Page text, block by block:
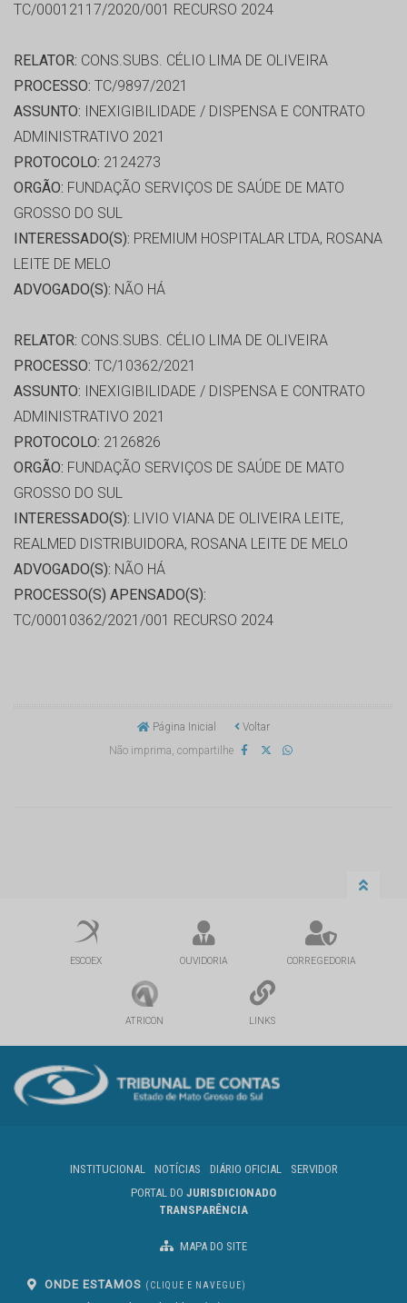
TC/00012117/2020/001 RECURSO 2024
RELATOR: CONS.SUBS. CÉLIO LIMA DE OLIVEIRA
PROCESSO: TC/9897/2021
ASSUNTO: INEXIGIBILIDADE / DISPENSA E CONTRATO
ADMINISTRATIVO 2021
PROTOCOLO: 2124273
ORGÃO: FUNDAÇÃO SERVIÇOS DE SAÚDE DE MATO
GROSSO DO SUL
INTERESSADO(S): PREMIUM HOSPITALAR LTDA, ROSANA
LEITE DE MELO
ADVOGADO(S): NÃO HÁ
RELATOR: CONS.SUBS. CÉLIO LIMA DE OLIVEIRA
PROCESSO: TC/10362/2021
ASSUNTO: INEXIGIBILIDADE / DISPENSA E CONTRATO
ADMINISTRATIVO 2021
PROTOCOLO: 2126826
ORGÃO: FUNDAÇÃO SERVIÇOS DE SAÚDE DE MATO
GROSSO DO SUL
INTERESSADO(S): LIVIO VIANA DE OLIVEIRA LEITE,
REALMED DISTRIBUIDORA, ROSANA LEITE DE MELO
ADVOGADO(S): NÃO HÁ
PROCESSO(S) APENSADO(S):
TC/00010362/2021/001 RECURSO 2024
Página Inicial
Voltar
Não imprima, compartilhe
ESCOEX OUVIDORIA CORREGEDORIA
ATRICON LINKS
INSTITUCIONAL NOTÍCIAS DIÁRIO OFICIAL
SERVIDOR
PORTAL DO JURISDICIONADO
TRANSPARÊNCIA
MAPA DO SITE
ONDE ESTAMOS (CLIQUE E NAVEGUE)